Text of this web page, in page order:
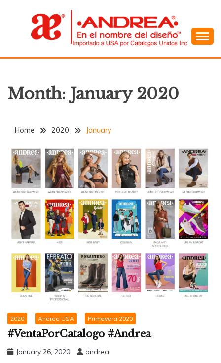
ANDREA
Month: January 2020
Home 2020 January
2020 Andrea USA Primavera 2020
#VentaPorCatalogo #Andrea
January 26, 2020 andrea